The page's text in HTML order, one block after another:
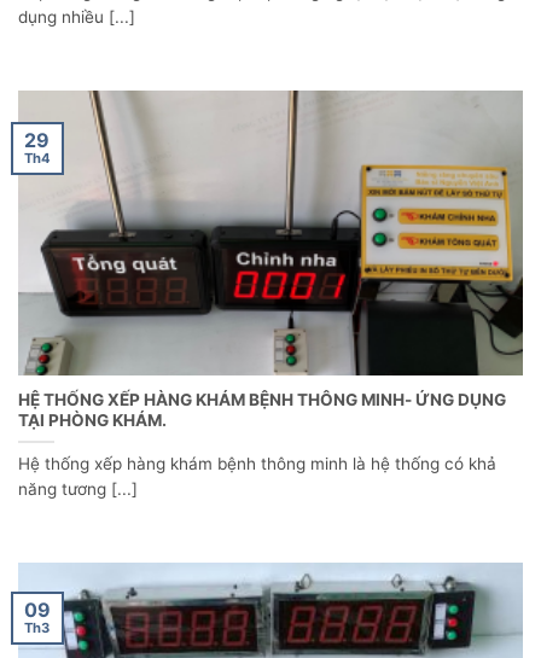
dụng nhiều [...]
HỆ THỐNG XẾP HÀNG KHÁM BỆNH THÔNG MINH- ỨNG DỤNG
TẠI PHÒNG KHÁM.
Hệ thống xếp hàng khám bệnh thông minh là hệ thống có khả
năng tương [...]
29
Th4
09
Th3